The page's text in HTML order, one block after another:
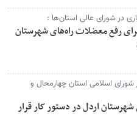
در شورای عالی استان‌ها :
رفع معضلات راه‌های شهرستان
شورای اسلامی استان چهارمحال و
شهرستان اردل در دستور کار قرار